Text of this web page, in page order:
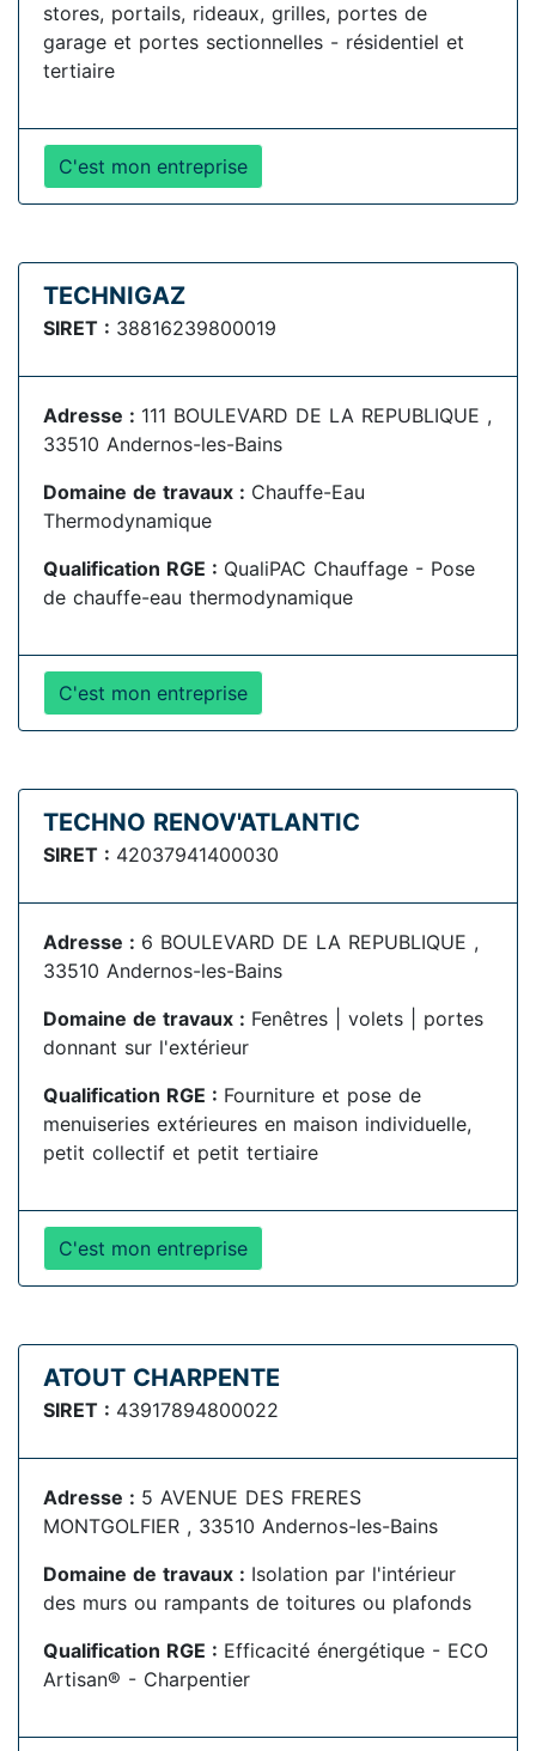
stores, portails, rideaux, grilles, portes de
garage et portes sectionnelles - résidentiel et
tertiaire
C'est mon entreprise
TECHNIGAZ
SIRET : 38816239800019
Adresse : 111 BOULEVARD DE LA REPUBLIQUE ,
33510 Andernos-les-Bains
Domaine de travaux : Chauffe-Eau
Thermodynamique
Qualification RGE : QualiPAC Chauffage - Pose
de chauffe-eau thermodynamique
C'est mon entreprise
TECHNO RENOV'ATLANTIC
SIRET : 42037941400030
Adresse : 6 BOULEVARD DE LA REPUBLIQUE ,
33510 Andernos-les-Bains
Domaine de travaux : Fenêtres | volets | portes
donnant sur l'extérieur
Qualification RGE : Fourniture et pose de
menuiseries extérieures en maison individuelle,
petit collectif et petit tertiaire
C'est mon entreprise
ATOUT CHARPENTE
SIRET : 43917894800022
Adresse : 5 AVENUE DES FRERES
MONTGOLFIER , 33510 Andernos-les-Bains
Domaine de travaux : Isolation par l'intérieur
des murs ou rampants de toitures ou plafonds
Qualification RGE : Efficacité énergétique - ECO
Artisan® - Charpentier